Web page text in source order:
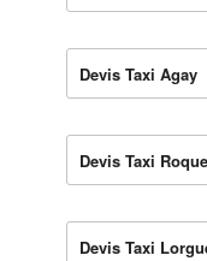
Devis Taxi Agay
Devis Taxi
Devis Taxi